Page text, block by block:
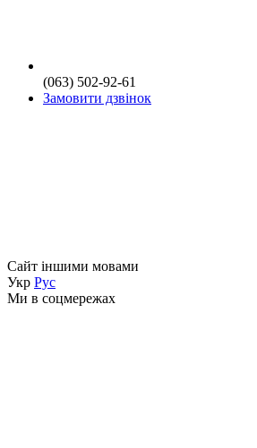
(063) 502-92-61
Замовити дзвінок
Сайт іншими мовами
Укр Рус
Ми в соцмережах